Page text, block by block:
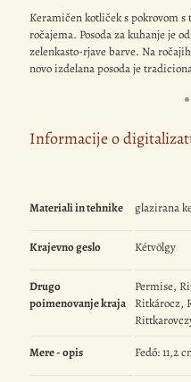
Keramičen kotliček s pokrovom
ročajema. Posoda za kuhanje je
zelenkasto-rjave barve. Na
novo izdelana posoda je
Informacije o
Materiali in tehnike glazirana
Krajevno geslo Kétvölgy
Drugo
poimenovanje kraja
Permise,
Ritkárocz,
Mere - opis Fedő: 11,2